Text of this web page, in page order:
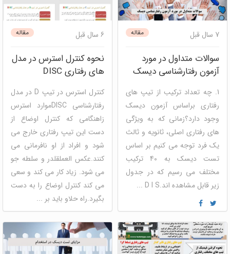
دیسک شخصیت شناسی
مصاحبه و استخدام
مقاله 7 سال قبل
سوالات متداول در مورد
آزمون رفتارشناسی دیسک
1. چه تعداد ترکیب از تیپ های
رفتاری براساس آزمون دیسک
وجود دارد؟زمانی که به ویژگی
های رفتاری اصلی، ثانویه و ثالث
یک فرد توجه می کنیم بر اساس
تست دیسک به 40 ترکیب
مختلف می رسیم که در جدول
زیر قابل مشاهده اند.D I S ...
mbti (ام بی تی آی) دیسک
دیسک شخصیت شناسی
مدیریت عملکرد
مقاله 6 سال قبل
نحوه کنترل استرس در مدل
های رفتاری DISC
کنترل استرس در تیپ D در مدل
رفتارشناسی DISCموارد استرس
زاهنگامی که کنترل اوضاع از
دست این تیپ رفتاری خارج می
شود و افراد از او نافرمانی می
کنند.عکس العملقلدر و سلطه جو
می شود. زیاد کار می کند و سعی
می کند کنترل اوضاع را به دست
بگیرد.راه حلاو باید بر ...
دیسک